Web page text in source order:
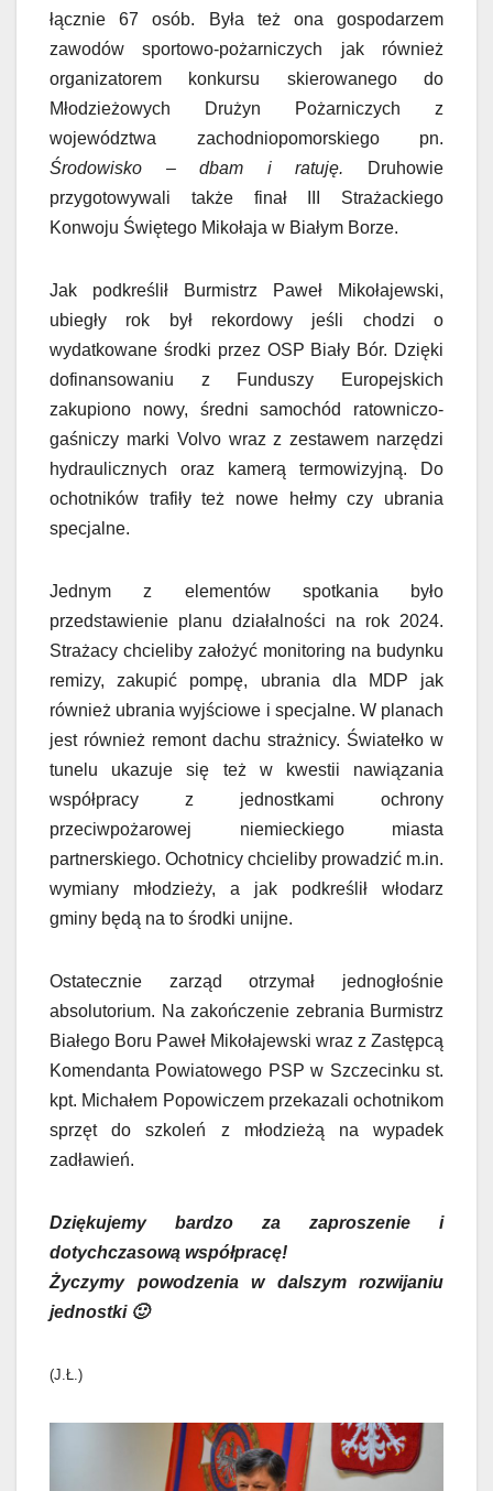
łącznie 67 osób. Była też ona gospodarzem
zawodów sportowo-pożarniczych jak również
organizatorem konkursu skierowanego do
Młodzieżowych Drużyn Pożarniczych z
województwa zachodniopomorskiego pn.
Środowisko – dbam i ratuję. Druhowie
przygotowywali także finał III Strażackiego
Konwoju Świętego Mikołaja w Białym Borze.
Jak podkreślił Burmistrz Paweł Mikołajewski,
ubiegły rok był rekordowy jeśli chodzi o
wydatkowane środki przez OSP Biały Bór. Dzięki
dofinansowaniu z Funduszy Europejskich
zakupiono nowy, średni samochód ratowniczo-
gaśniczy marki Volvo wraz z zestawem narzędzi
hydraulicznych oraz kamerą termowizyjną. Do
ochotników trafiły też nowe hełmy czy ubrania
specjalne.
Jednym z elementów spotkania było
przedstawienie planu działalności na rok 2024.
Strażacy chcieliby założyć monitoring na budynku
remizy, zakupić pompę, ubrania dla MDP jak
również ubrania wyjściowe i specjalne. W planach
jest również remont dachu strażnicy. Światełko w
tunelu ukazuje się też w kwestii nawiązania
współpracy z jednostkami ochrony
przeciwpożarowej niemieckiego miasta
partnerskiego. Ochotnicy chcieliby prowadzić m.in.
wymiany młodzieży, a jak podkreślił włodarz
gminy będą na to środki unijne.
Ostatecznie zarząd otrzymał jednogłośnie
absolutorium. Na zakończenie zebrania Burmistrz
Białego Boru Paweł Mikołajewski wraz z Zastępcą
Komendanta Powiatowego PSP w Szczecinku st.
kpt. Michałem Popowiczem przekazali ochotnikom
sprzęt do szkoleń z młodzieżą na wypadek
zadławień.
Dziękujemy bardzo za zaproszenie i
dotychczasową współpracę!
Życzymy powodzenia w dalszym rozwijaniu
jednostki 🙂
(J.Ł.)